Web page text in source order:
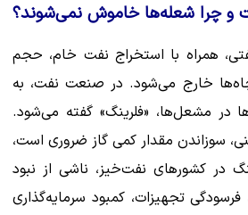
و چرا شعله‌ها خاموش نمی‌شوند؟
همراه با استخراج نفت خام، حجم
چاه‌ها خارج می‌شود. در صنعت نفت، به
در مشعل‌ها، «فلرینگ» گفته می‌شود.
سوزاندن مقدار کمی گاز ضروری است،
در کشورهای نفت‌خیز، ناشی از نبود
تجهیزات، کمبود سرمایه‌گذاری